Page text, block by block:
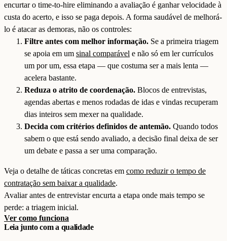
encurtar o time-to-hire eliminando a avaliação é ganhar velocidade à
custa do acerto, e isso se paga depois. A forma saudável de melhorá-
lo é atacar as demoras, não os controles:
Filtre antes com melhor informação. Se a primeira triagem
se apoia em um sinal comparável e não só em ler currículos
um por um, essa etapa — que costuma ser a mais lenta —
acelera bastante.
Reduza o atrito de coordenação. Blocos de entrevistas,
agendas abertas e menos rodadas de idas e vindas recuperam
dias inteiros sem mexer na qualidade.
Decida com critérios definidos de antemão. Quando todos
sabem o que está sendo avaliado, a decisão final deixa de ser
um debate e passa a ser uma comparação.
Veja o detalhe de táticas concretas em como reduzir o tempo de
contratação sem baixar a qualidade.
Avaliar antes de entrevistar encurta a etapa onde mais tempo se
perde: a triagem inicial.
Ver como funciona
Leia junto com a qualidade